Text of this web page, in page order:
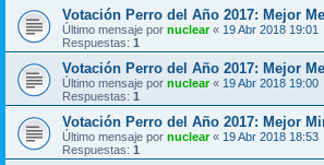
Votación Perro del Año 2017: Mejor
Último mensaje por nuclear« 19 Abr 2018 19:01
Respuestas: 1
Votación Perro del Año 2017: Mejor
Último mensaje por nuclear« 19 Abr 2018 19:00
Respuestas: 1
Votación Perro del Año 2017: Mejor
Último mensaje por nuclear« 19 Abr 2018 18:53
Respuestas: 1